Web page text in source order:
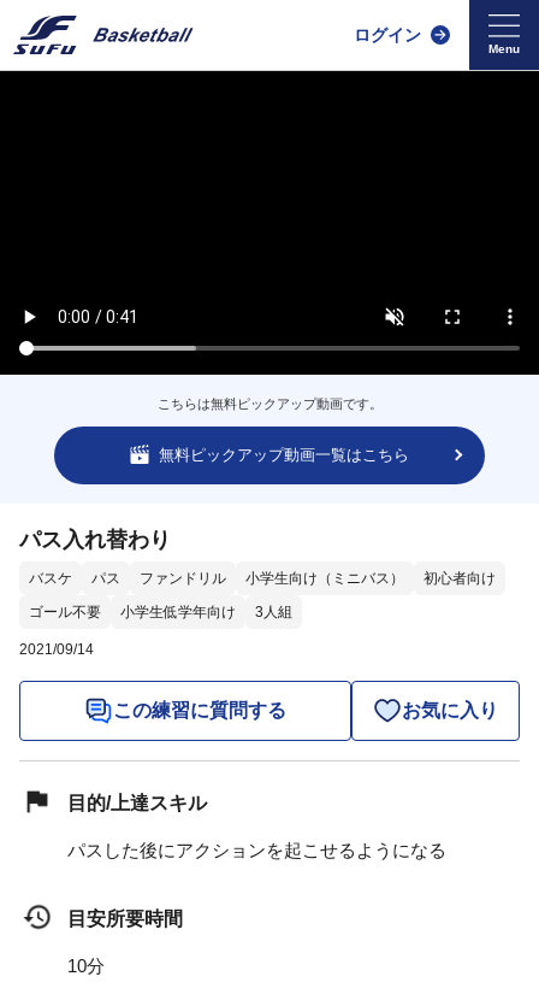
ログイン
こちらは無料ピックアップ動画です。
無料ピックアップ動画一覧はこちら
パス入れ替わり
バスケ パス ファンドリル 小学生向け（ミニバス）
初心者向け
ゴール不要
小学生低学年向け 3人組
2021/09/14
この練習に質問する お気に入り
目的/上達スキル
パスした後にアクションを起こせるようになる
目安所要時間
10分